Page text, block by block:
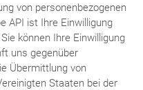
von personenbezogenen
API ist Ihre Einwilligung
können Ihre Einwilligung
uns gegenüber
Übermittlung von
Staaten bei der